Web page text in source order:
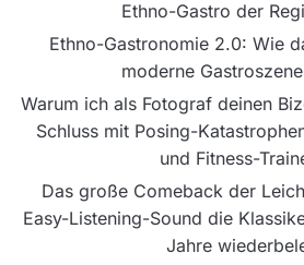
Ethno-Gastro der
Ethno-Gastronomie 2.0: Wie
moderne
Warum ich als Fotograf deinen
Schluss mit Posing-
und Fitness-
Das große Comeback der
Easy-Listening-Sound die
Jahre